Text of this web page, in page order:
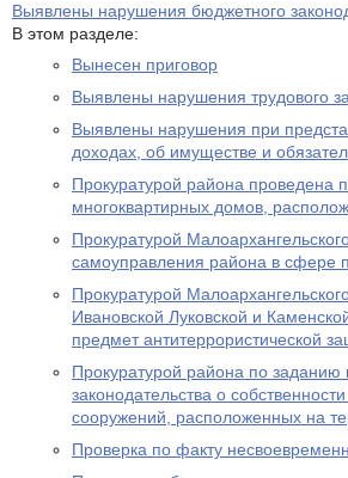
Выявлены нарушения бюджетного
В этом разделе:
Вынесен приговор
Выявлены нарушения трудового
Выявлены нарушения при
доходах, об имуществе и
Прокуратурой района проведена
многоквартирных домов,
Прокуратурой
самоуправления района в сфере
Прокуратурой
Ивановской Луковской и
предмет антитеррористической
Прокуратурой района по
законодательства о
сооружений, расположенных на
Проверка по факту